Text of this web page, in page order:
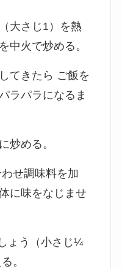
大さじ1）を熱
中火で炒める。
てきたら ご飯を
ラパラになるま
炒める。
せ調味料を加
に味をなじませ
ょう（小さじ¼
。